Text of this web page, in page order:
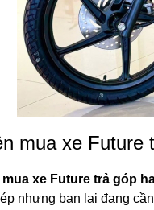
mua xe Future
xe Future trả góp
nhưng bạn lại đang